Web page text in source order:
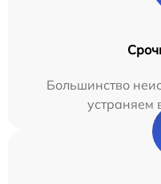
Большинство
устраняем